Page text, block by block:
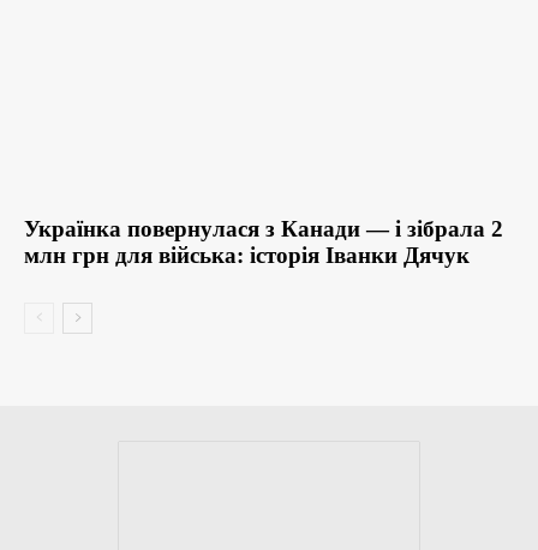
Українка повернулася з Канади — і зібрала 2
млн грн для війська: історія Іванки Дячук